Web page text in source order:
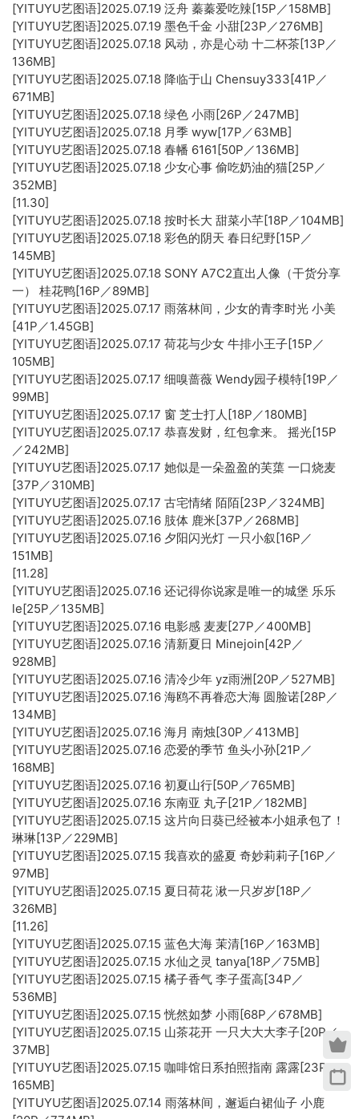
[YITUYU艺图语]2025.07.19 泛舟 蓁蓁爱吃辣[15P／158MB]
[YITUYU艺图语]2025.07.19 墨色千金 小甜[23P／276MB]
[YITUYU艺图语]2025.07.18 风动，亦是心动 十二杯茶[13P／
136MB]
[YITUYU艺图语]2025.07.18 降临于山 Chensuy333[41P／
671MB]
[YITUYU艺图语]2025.07.18 绿色 小雨[26P／247MB]
[YITUYU艺图语]2025.07.18 月季 wyw[17P／63MB]
[YITUYU艺图语]2025.07.18 春幡 6161[50P／136MB]
[YITUYU艺图语]2025.07.18 少女心事 偷吃奶油的猫[25P／
352MB]
[11.30]
[YITUYU艺图语]2025.07.18 按时长大 甜菜小芊[18P／104MB]
[YITUYU艺图语]2025.07.18 彩色的阴天 春日纪野[15P／
145MB]
[YITUYU艺图语]2025.07.18 SONY A7C2直出人像（干货分享
一） 桂花鸭[16P／89MB]
[YITUYU艺图语]2025.07.17 雨落林间，少女的青李时光 小美
[41P／1.45GB]
[YITUYU艺图语]2025.07.17 荷花与少女 牛排小王子[15P／
105MB]
[YITUYU艺图语]2025.07.17 细嗅蔷薇 Wendy园子模特[19P／
99MB]
[YITUYU艺图语]2025.07.17 窗 芝士打人[18P／180MB]
[YITUYU艺图语]2025.07.17 恭喜发财，红包拿来。 摇光[15P
／242MB]
[YITUYU艺图语]2025.07.17 她似是一朵盈盈的芙蕖 一口烧麦
[37P／310MB]
[YITUYU艺图语]2025.07.17 古宅情绪 陌陌[23P／324MB]
[YITUYU艺图语]2025.07.16 肢体 鹿米[37P／268MB]
[YITUYU艺图语]2025.07.16 夕阳闪光灯 一只小叙[16P／
151MB]
[11.28]
[YITUYU艺图语]2025.07.16 还记得你说家是唯一的城堡 乐乐
le[25P／135MB]
[YITUYU艺图语]2025.07.16 电影感 麦麦[27P／400MB]
[YITUYU艺图语]2025.07.16 清新夏日 Minejoin[42P／
928MB]
[YITUYU艺图语]2025.07.16 清冷少年 yz雨洲[20P／527MB]
[YITUYU艺图语]2025.07.16 海鸥不再眷恋大海 圆脸诺[28P／
134MB]
[YITUYU艺图语]2025.07.16 海月 南烛[30P／413MB]
[YITUYU艺图语]2025.07.16 恋爱的季节 鱼头小孙[21P／
168MB]
[YITUYU艺图语]2025.07.16 初夏山行[50P／765MB]
[YITUYU艺图语]2025.07.16 东南亚 丸子[21P／182MB]
[YITUYU艺图语]2025.07.15 这片向日葵已经被本小姐承包了！
琳琳[13P／229MB]
[YITUYU艺图语]2025.07.15 我喜欢的盛夏 奇妙莉莉子[16P／
97MB]
[YITUYU艺图语]2025.07.15 夏日荷花 湫一只岁岁[18P／
326MB]
[11.26]
[YITUYU艺图语]2025.07.15 蓝色大海 茉清[16P／163MB]
[YITUYU艺图语]2025.07.15 水仙之灵 tanya[18P／75MB]
[YITUYU艺图语]2025.07.15 橘子香气 李子蛋高[34P／
536MB]
[YITUYU艺图语]2025.07.15 恍然如梦 小雨[68P／678MB]
[YITUYU艺图语]2025.07.15 山茶花开 一只大大大李子[20P／
37MB]
[YITUYU艺图语]2025.07.15 咖啡馆日系拍照指南 露露[23P／
165MB]
[YITUYU艺图语]2025.07.14 雨落林间，邂逅白裙仙子 小鹿